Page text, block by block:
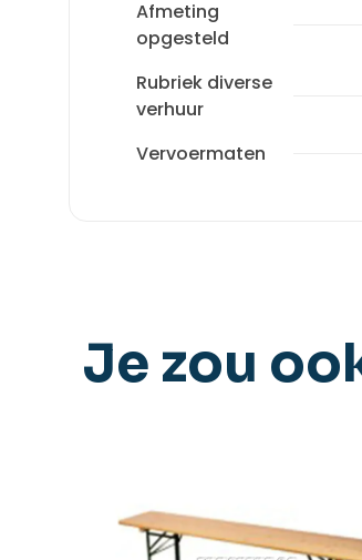
Afmeting
opgesteld
Rubriek diverse
verhuur
Vervoermaten
Je zou